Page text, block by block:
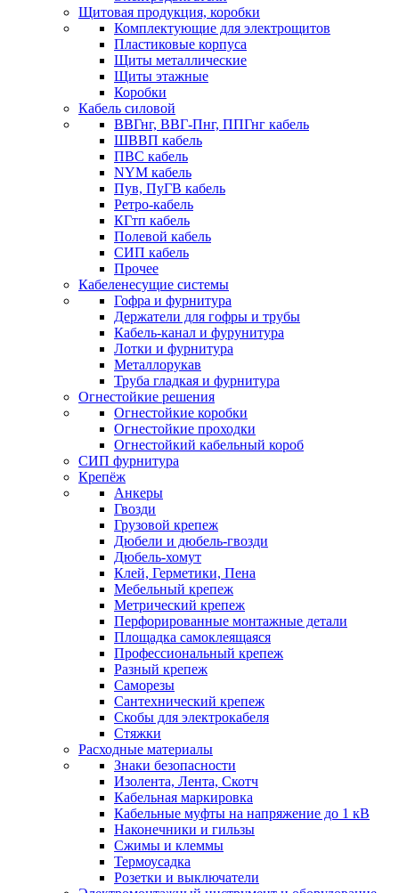
Щитовая продукция, коробки
Комплектующие для электрощитов
Пластиковые корпуса
Щиты металлические
Щиты этажные
Коробки
Кабель силовой
ВВГнг, ВВГ-Пнг, ППГнг кабель
ШВВП кабель
ПВС кабель
NYM кабель
Пув, ПуГВ кабель
Ретро-кабель
КГтп кабель
Полевой кабель
СИП кабель
Прочее
Кабеленесущие системы
Гофра и фурнитура
Держатели для гофры и трубы
Кабель-канал и фурунитура
Лотки и фурнитура
Металлорукав
Труба гладкая и фурнитура
Огнестойкие решения
Огнестойкие коробки
Огнестойкие проходки
Огнестойкий кабельный короб
СИП фурнитура
Крепёж
Анкеры
Гвозди
Грузовой крепеж
Дюбели и дюбель-гвозди
Дюбель-хомут
Клей, Герметики, Пена
Мебельный крепеж
Метрический крепеж
Перфорированные монтажные детали
Площадка самоклеящаяся
Профессиональный крепеж
Разный крепеж
Саморезы
Сантехнический крепеж
Скобы для электрокабеля
Стяжки
Расходные материалы
Знаки безопасности
Изолента, Лента, Скотч
Кабельная маркировка
Кабельные муфты на напряжение до 1 кВ
Наконечники и гильзы
Сжимы и клеммы
Термоусадка
Розетки и выключатели